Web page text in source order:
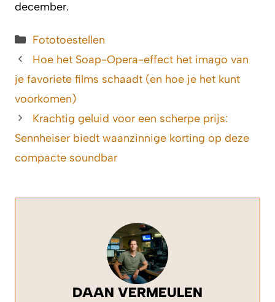
december.
Categorieën
Fototoestellen
Hoe het Soap-Opera-effect het imago van
je favoriete films schaadt (en hoe je het kunt
voorkomen)
Krachtig geluid voor een scherpe prijs:
Sennheiser biedt waanzinnige korting op deze
compacte soundbar
DAAN VERMEULEN